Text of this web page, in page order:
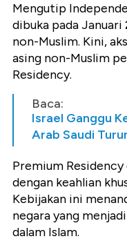
Mengutip
dibuka pada
non-Muslim. Kini,
asing non-Muslim
Residency.
Baca:
Israel Ganggu
Arab Saudi
Premium
dengan keahlian
Kebijakan ini
negara yang
dalam Islam.